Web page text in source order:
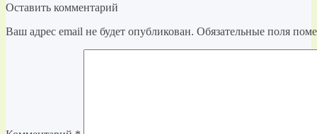
Оставить комментарий
Ваш адрес email не будет опубликован. Обязательные поля